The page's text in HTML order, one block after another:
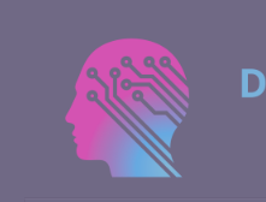
Skip to content